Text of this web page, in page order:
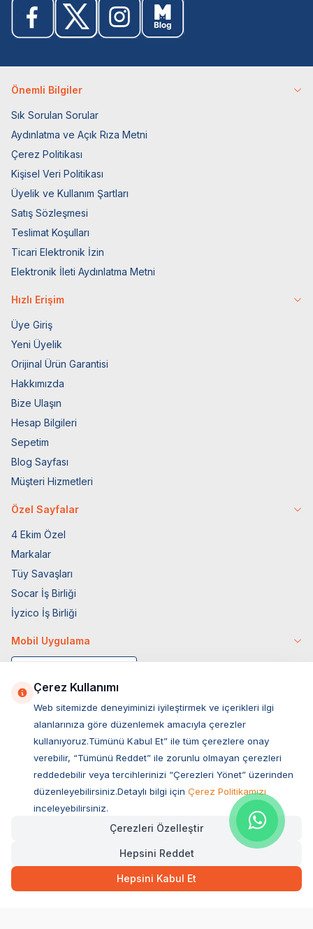
Önemli Bilgiler
Sık Sorulan Sorular
Aydınlatma ve Açık Rıza Metni
Çerez Politikası
Kişisel Veri Politikası
Üyelik ve Kullanım Şartları
Satış Sözleşmesi
Teslimat Koşulları
Ticari Elektronik İzin
Elektronik İleti Aydınlatma Metni
Hızlı Erişim
Üye Giriş
Yeni Üyelik
Orijinal Ürün Garantisi
Hakkımızda
Bize Ulaşın
Hesap Bilgileri
Sepetim
Blog Sayfası
Müşteri Hizmetleri
Özel Sayfalar
4 Ekim Özel
Markalar
Tüy Savaşları
Socar İş Birliği
İyzico İş Birliği
Mobil Uygulama
Müşteri Hizmetleri
Sıkça Sorulan Sorular
Ovacık Mah. Hacıoğlu Sok. No:13 Başiskele / KOCAELİ
Müşteri Destek Hattı
Çerez Kullanımı
Web sitemizde deneyiminizi iyileştirmek ve içerikleri ilgi
alanlarınıza göre düzenlemek amacıyla çerezler
kullanıyoruz.Tümünü Kabul Et” ile tüm çerezlere onay
verebilir, “Tümünü Reddet” ile zorunlu olmayan çerezleri
reddedebilir veya tercihlerinizi “Çerezleri Yönet” üzerinden
düzenleyebilirsiniz.Detaylı bilgi için Çerez Politikamızı
inceleyebilirsiniz.
Çerezleri Özelleştir
Hepsini Reddet
Hepsini Kabul Et